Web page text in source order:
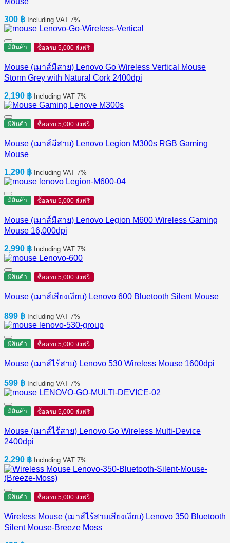
300 ฿ Including VAT 7%
มีสินค้า ซื้อครบ 5,000 ส่งฟรี
Mouse (เมาส์มีสาย) Lenovo Go Wireless Vertical Mouse
Storm Grey with Natural Cork 2400dpi
2,190 ฿ Including VAT 7%
มีสินค้า ซื้อครบ 5,000 ส่งฟรี
Mouse (เมาส์มีสาย) Lenovo Legion M300s RGB Gaming
Mouse
1,290 ฿ Including VAT 7%
มีสินค้า ซื้อครบ 5,000 ส่งฟรี
Mouse (เมาส์มีสาย) Lenovo Legion M600 Wireless Gaming
Mouse 16,000dpi
2,990 ฿ Including VAT 7%
มีสินค้า ซื้อครบ 5,000 ส่งฟรี
Mouse (เมาส์เสียงเงียบ) Lenovo 600 Bluetooth Silent Mouse
899 ฿ Including VAT 7%
มีสินค้า ซื้อครบ 5,000 ส่งฟรี
Mouse (เมาส์ไร้สาย) Lenovo 530 Wireless Mouse 1600dpi
599 ฿ Including VAT 7%
มีสินค้า ซื้อครบ 5,000 ส่งฟรี
Mouse (เมาส์ไร้สาย) Lenovo Go Wireless Multi-Device
2400dpi
2,290 ฿ Including VAT 7%
มีสินค้า ซื้อครบ 5,000 ส่งฟรี
Wireless Mouse (เมาส์ไร้สายเสียงเงียบ) Lenovo 350 Bluetooth
Silent Mouse-Breeze Moss